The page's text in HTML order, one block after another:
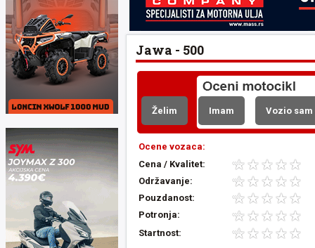
Jawa - 500
Želim Imam Vozio sam
Ocene vozaca:
Cena / Kvalitet:
Održavanje:
Pouzdanost:
Potronja:
Startnost: